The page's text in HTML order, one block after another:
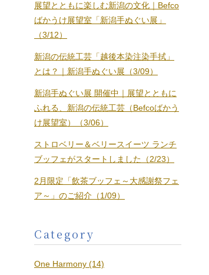
展望とともに楽しむ新潟の文化｜Befco
ばかうけ展望室「新潟手ぬぐい展」
（3/12）
新潟の伝統工芸「越後本染注染手拭」
とは？｜新潟手ぬぐい展（3/09）
新潟手ぬぐい展 開催中｜展望とともに
ふれる、新潟の伝統工芸（Befcoばかう
け展望室）（3/06）
ストロベリー＆ベリースイーツ ランチ
ブッフェがスタートしました（2/23）
2月限定「飲茶ブッフェ～大感謝祭フェ
ア～」のご紹介（1/09）
Category
One Harmony (14)